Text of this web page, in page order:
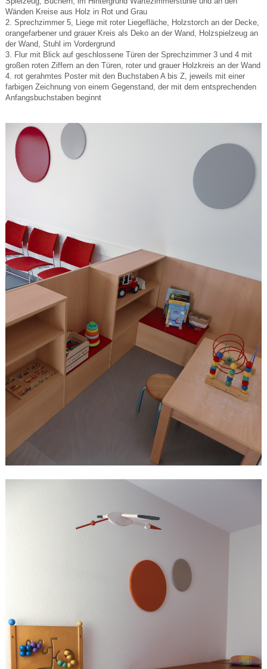
Wänden Kreise aus Holz in Rot und Grau
2. Sprechzimmer 5, Liege mit roter Liegefläche, Holzstorch an der Decke,
orangefarbener und grauer Kreis als Deko an der Wand, Holzspielzeug an
der Wand, Stuhl im Vordergrund
3. Flur mit Blick auf geschlossene Türen der Sprechzimmer 3 und 4 mit
großen roten Ziffern an den Türen, roter und grauer Holzkreis an der Wand
4. rot gerahmtes Poster mit den Buchstaben A bis Z, jeweils mit einer
farbigen Zeichnung von einem Gegenstand, der mit dem entsprechenden
Anfangsbuchstaben beginnt